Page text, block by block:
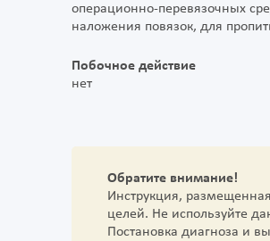
операционно-перевязочных
наложения повязок, для
Побочное действие
нет
Обратите внимание!
Инструкция,
целей. Не используйте
Постановка диагноза и